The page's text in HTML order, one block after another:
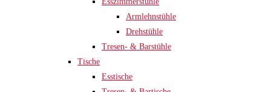
Armlehnstühle
Drehstühle
Tresen- & Barstühle
Tische
Esstische